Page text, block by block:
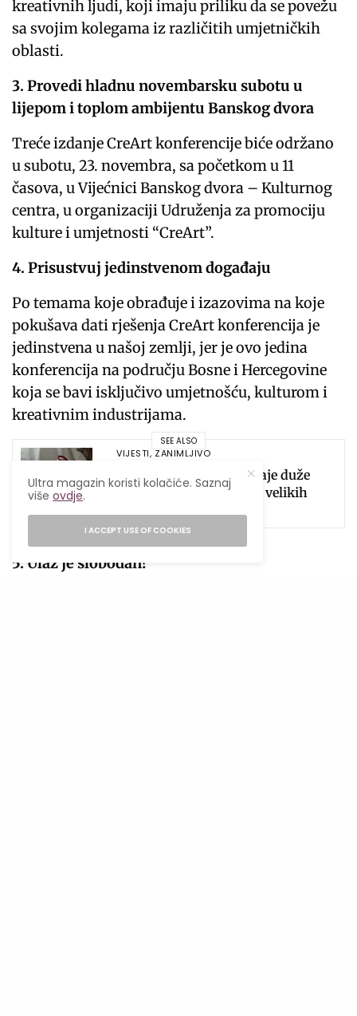
kreativnih ljudi, koji imaju priliku da se povežu
sa svojim kolegama iz različitih umjetničkih
oblasti.
3. Provedi hladnu novembarsku subotu u
lijepom i toplom ambijentu Banskog dvora
Treće izdanje CreArt konferencije biće održano
u subotu, 23. novembra, sa početkom u 11
časova, u Vijećnici Banskog dvora – Kulturnog
centra, u organizaciji Udruženja za promociju
kulture i umjetnosti “CreArt”.
4. Prisustvuj jedinstvenom događaju
Po temama koje obrađuje i izazovima na koje
pokušava dati rješenja CreArt konferencija je
jedinstvena u našoj zemlji, jer je ovo jedina
konferencija na području Bosne i Hercegovine
koja se bavi isključivo umjetnošću, kulturom i
kreativnim industrijama.
SEE ALSO
VIJESTI, ZANIMLJIVO
Black Friday u JYSKu traje duže
nego ikada: čak 12 dana velikih
5. Ulaz je slobodan!
Ultra magazin koristi kolačiće. Saznaj
višeovdje.
I ACCEPT USE OF COOKIES